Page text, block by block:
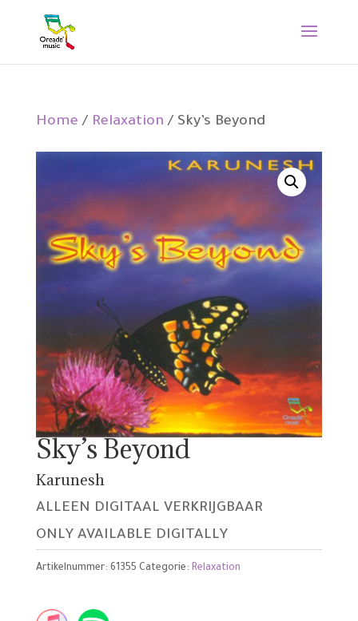
Home / Relaxation / Sky’s Beyond
Sky’s Beyond
Karunesh
ALLEEN DIGITAAL VERKRIJGBAAR
ONLY AVAILABLE DIGITALLY
Artikelnummer: 61355 Categorie: Relaxation